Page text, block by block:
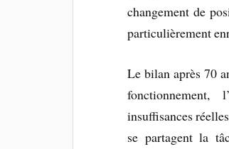
changement de
particulièrement
Le bilan après 70
insuffisances
se partagent la